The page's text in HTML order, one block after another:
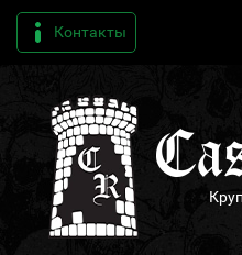
Контакты